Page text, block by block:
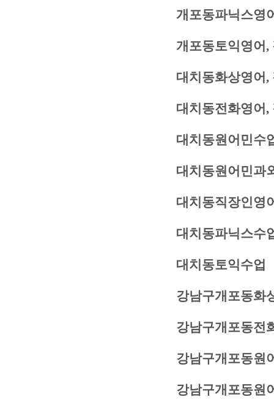
개포동파닉스영
개포동토익영어,
대치동화상영어,
대치동전화영어,
대치동원어민수
대치동원어민과
대치동직장인영
대치동파닉스수
대치동토익수업
강남구개포동화
강남구개포동전
강남구개포동원
강남구개포동원